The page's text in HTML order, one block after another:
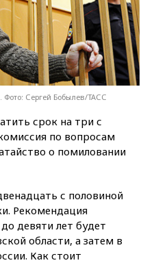
Сергей Бобылев/ТАСС
срок на три с
по вопросам
о помиловании
с половиной
Рекомендация
девяти лет будет
области, а затем в
Как стоит